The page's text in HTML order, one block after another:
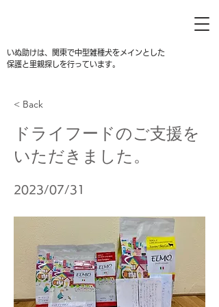
いぬ助けは、関東で中型雑種犬をメインとした
保護と里親探しを行っています。
< Back
ドライフードのご支援を
いただきました。
2023/07/31